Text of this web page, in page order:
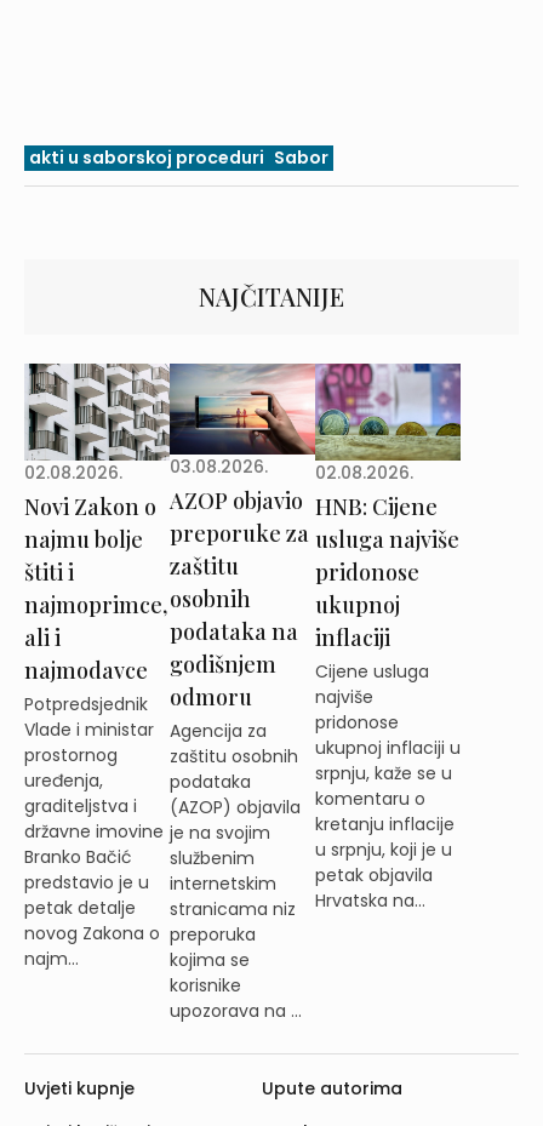
akti u saborskoj proceduri Sabor
NAJČITANIJE
02.08.2026.
Novi Zakon o
najmu bolje
štiti i
najmoprimce,
ali i
najmodavce
Potpredsjednik
Vlade i ministar
prostornog
uređenja,
graditeljstva i
državne imovine
Branko Bačić
predstavio je u
petak detalje
novog Zakona o
najm...
03.08.2026.
AZOP objavio
preporuke za
zaštitu
osobnih
podataka na
godišnjem
odmoru
Agencija za
zaštitu osobnih
podataka
(AZOP) objavila
je na svojim
službenim
internetskim
stranicama niz
preporuka
kojima se
korisnike
upozorava na ...
02.08.2026.
HNB: Cijene
usluga najviše
pridonose
ukupnoj
inflaciji
Cijene usluga
najviše
pridonose
ukupnoj inflaciji u
srpnju, kaže se u
komentaru o
kretanju inflacije
u srpnju, koji je u
petak objavila
Hrvatska na...
Uvjeti kupnje
Upute autorima